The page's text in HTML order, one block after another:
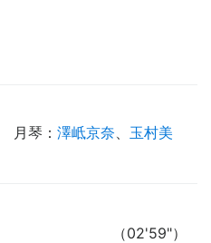
月琴 ： 澤岻京奈
玉村美
（02'59"）